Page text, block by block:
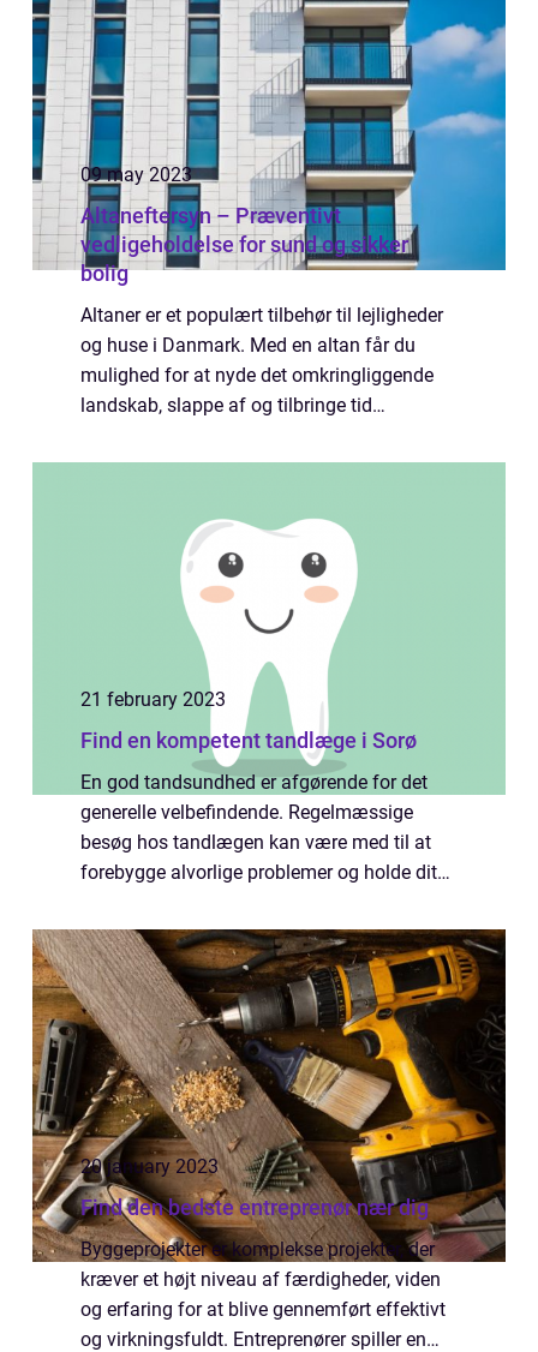
09 may 2023
Altaneftersyn – Præventivt
vedligeholdelse for sund og sikker
bolig
Altaner er et populært tilbehør til lejligheder
og huse i Danmark. Med en altan får du
mulighed for at nyde det omkringliggende
landskab, slappe af og tilbringe tid
over, hvorfor d...
21 february 2023
Find en kompetent tandlæge i Sorø
En god tandsundhed er afgørende for det
generelle velbefindende. Regelmæssige
besøg hos tandlægen kan være med til at
forebygge alvorlige problemer og holde dit
en række forskellige tjenester for at opfyld...
20 january 2023
Find den bedste entreprenør nær dig
Byggeprojekter er komplekse projekter, der
kræver et højt niveau af færdigheder, viden
og erfaring for at blive gennemført effektivt
og virkningsfuldt. Entreprenører spiller en